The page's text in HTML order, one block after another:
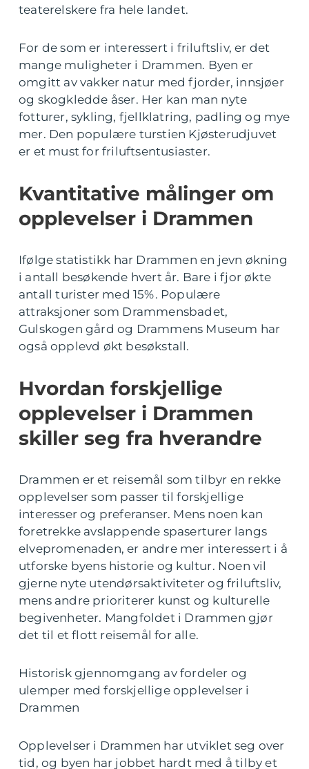
teaterelskere fra hele landet.
For de som er interessert i friluftsliv, er det
mange muligheter i Drammen. Byen er
omgitt av vakker natur med fjorder, innsjøer
og skogkledde åser. Her kan man nyte
fotturer, sykling, fjellklatring, padling og mye
mer. Den populære turstien Kjøsterudjuvet
er et must for friluftsentusiaster.
Kvantitative målinger om
opplevelser i Drammen
Ifølge statistikk har Drammen en jevn økning
i antall besøkende hvert år. Bare i fjor økte
antall turister med 15%. Populære
attraksjoner som Drammensbadet,
Gulskogen gård og Drammens Museum har
også opplevd økt besøkstall.
Hvordan forskjellige
opplevelser i Drammen
skiller seg fra hverandre
Drammen er et reisemål som tilbyr en rekke
opplevelser som passer til forskjellige
interesser og preferanser. Mens noen kan
foretrekke avslappende spaserturer langs
elvepromenaden, er andre mer interessert i å
utforske byens historie og kultur. Noen vil
gjerne nyte utendørsaktiviteter og friluftsliv,
mens andre prioriterer kunst og kulturelle
begivenheter. Mangfoldet i Drammen gjør
det til et flott reisemål for alle.
Historisk gjennomgang av fordeler og
ulemper med forskjellige opplevelser i
Drammen
Opplevelser i Drammen har utviklet seg over
tid, og byen har jobbet hardt med å tilby et